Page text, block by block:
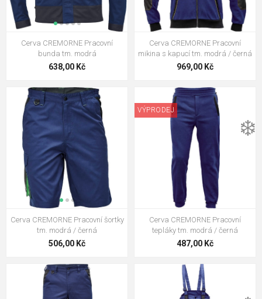
Cerva CREMORNE Pracovní
bunda tm. modrá
638,00 Kč
Cerva CREMORNE Pracovní
mikina s kapucí tm. modrá / černá
969,00 Kč
Cerva CREMORNE Pracovní šortky
tm. modrá / černá
506,00 Kč
❄️
VÝPRODEJ
Cerva CREMORNE Pracovní
tepláky tm. modrá / černá
487,00 Kč